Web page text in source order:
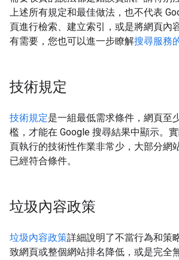
上述所有規定和最佳做法，也不代表
頁進行檢索、建立索引，或是將網頁內
有需要，您也可以進一步瞭解搜尋服務
技術規定
技術規定是一組最低需求條件，網頁至
檻，才能在 Google 搜尋結果中顯示。
頁執行的技術性作業非常少，大部分網
已經符合條件。
垃圾內容政策
垃圾內容政策詳細說明了不當行為和策
致網頁或整個網站排名降低，或是完全